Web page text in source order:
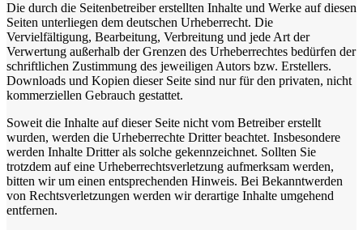
Die durch die Seitenbetreiber erstellten Inhalte und Werke auf diesen
Seiten unterliegen dem deutschen Urheberrecht. Die
Vervielfältigung, Bearbeitung, Verbreitung und jede Art der
Verwertung außerhalb der Grenzen des Urheberrechtes bedürfen der
schriftlichen Zustimmung des jeweiligen Autors bzw. Erstellers.
Downloads und Kopien dieser Seite sind nur für den privaten, nicht
kommerziellen Gebrauch gestattet.
Soweit die Inhalte auf dieser Seite nicht vom Betreiber erstellt
wurden, werden die Urheberrechte Dritter beachtet. Insbesondere
werden Inhalte Dritter als solche gekennzeichnet. Sollten Sie
trotzdem auf eine Urheberrechtsverletzung aufmerksam werden,
bitten wir um einen entsprechenden Hinweis. Bei Bekanntwerden
von Rechtsverletzungen werden wir derartige Inhalte umgehend
entfernen.